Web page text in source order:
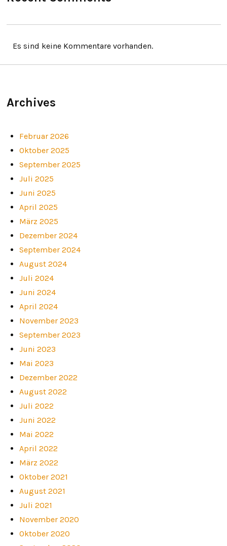
Es sind keine Kommentare vorhanden.
Archives
Februar 2026
Oktober 2025
September 2025
Juli 2025
Juni 2025
April 2025
März 2025
Dezember 2024
September 2024
August 2024
Juli 2024
Juni 2024
April 2024
November 2023
September 2023
Juni 2023
Mai 2023
Dezember 2022
August 2022
Juli 2022
Juni 2022
Mai 2022
April 2022
März 2022
Oktober 2021
August 2021
Juli 2021
November 2020
Oktober 2020